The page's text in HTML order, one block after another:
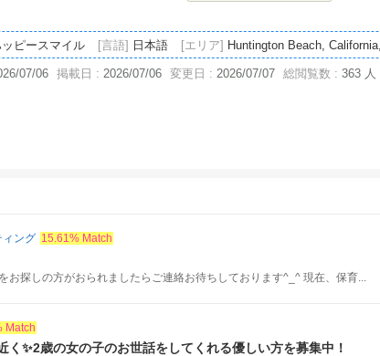
ピースマイル [言語] 日本語 [エリア] Huntington Beach,
07/06 掲載日 : 2026/07/06 変更日 : 2026/07/07 総閲覧数 : 363 人
ィング 15.61% Match
お探しの方がおられましたらご連絡お待ちしております^_^ 現在、保育...
Match
く✨2歳の女の子のお世話をしてくれる優しい方を募集中！